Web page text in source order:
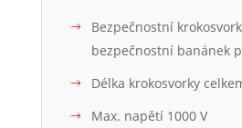
Bezpečnostní
bezpečnostní banánek
Délka krokosvorky
Max. napětí 1000 V